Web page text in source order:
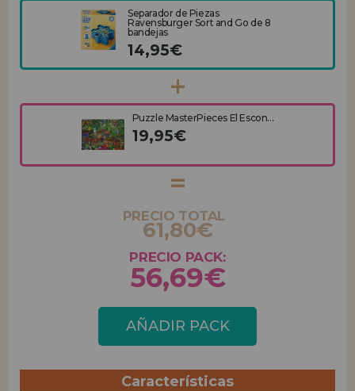
Separador de Piezas
Ravensburger Sort and Go de 8
bandejas
14,95€
Puzzle MasterPieces El Escon...
19,95€
PRECIO TOTAL
61,80€
PRECIO PACK:
56,69€
AÑADIR PACK
Características